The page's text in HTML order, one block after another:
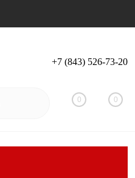
Вход Регистрация
+7 (843) 526-73-20
0 0